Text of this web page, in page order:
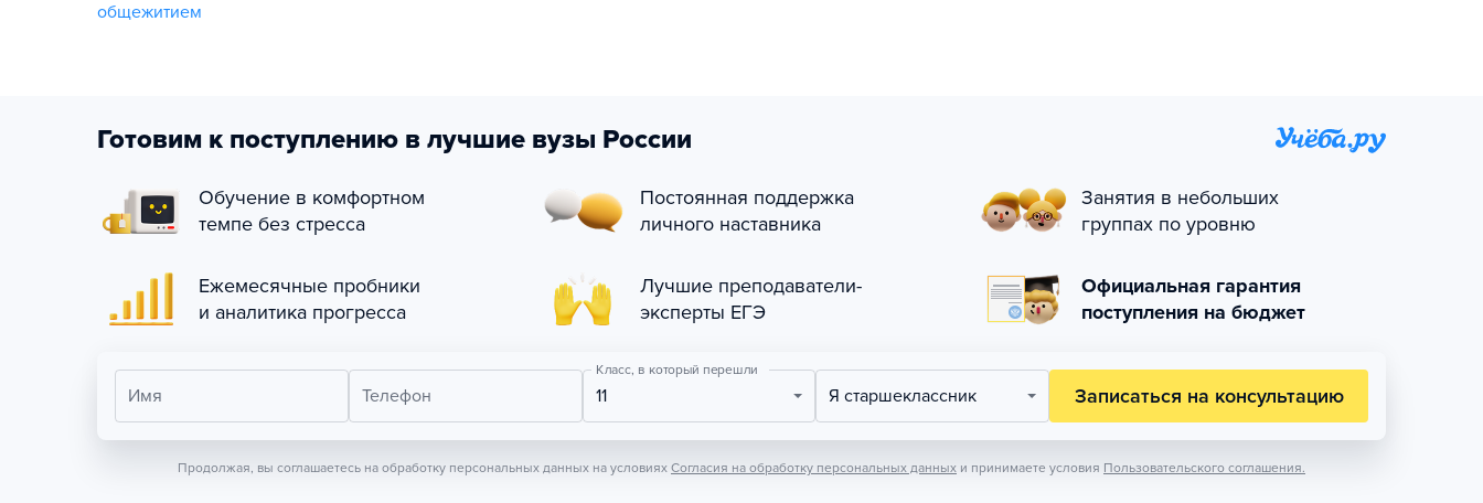
общежитием
Готовим к поступлению в лучшие вузы России
Обучение в комфортном
темпе без стресса
Постоянная поддержка
личного наставника
Занятия в небольших
группах по уровню
Ежемесячные пробники
и аналитика прогресса
Лучшие преподаватели-
эксперты ЕГЭ
Официальная гарантия
поступления на бюджет
Имя Телефон
Класс, в который перешли
11 Я старшеклассник Записаться на консультацию
Продолжая, вы соглашаетесь на обработку персональных данных на условиях Согласия на обработку персональных данных и принимаете условия Пользовательского соглашения.